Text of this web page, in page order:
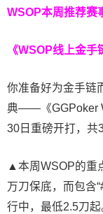
WSOP本周推荐赛
《WSOP线上金手
你准备好为金手链
典——《GGPoker
30日重磅开打，共
▲本周WSOP的重
万刀保底，而包含
行中，最低2.5刀起